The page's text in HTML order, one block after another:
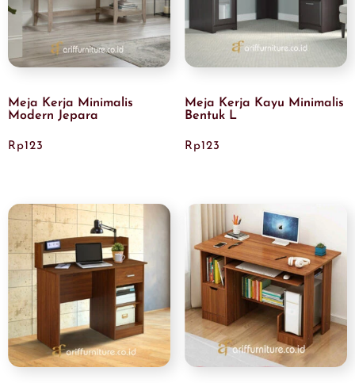
Meja Kerja Minimalis
Modern Jepara
Rp123
Meja Kerja Kayu Minimalis
Bentuk L
Rp123